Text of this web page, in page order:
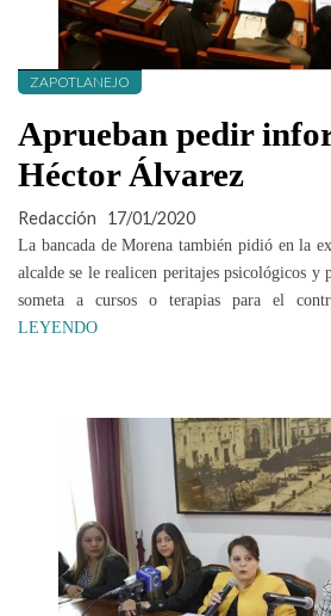
ZAPOTLANEJO
Aprueban pedir
Héctor Álvarez
Redacción 17/01/2020
La bancada de Morena también pidió en la
alcalde se le realicen peritajes psicológicos y
someta a cursos o terapias para el
LEYENDO